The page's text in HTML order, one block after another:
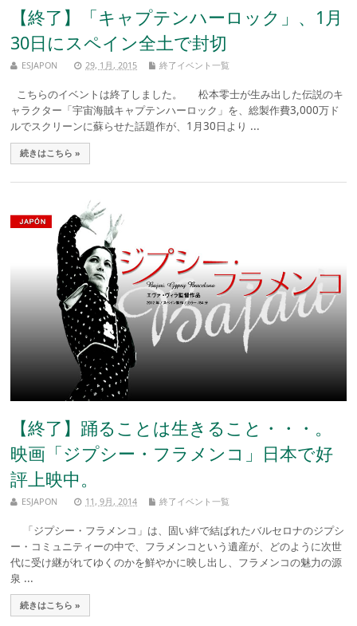
【終了】「キャプテンハーロック」、1月
30日にスペイン全土で封切
ESJAPON 29, 1月, 2015 終了イベント一覧
こちらのイベントは終了しました。 松本零士が生み出した伝説のキ
ャラクター「宇宙海賊キャプテンハーロック」を、総製作費3,000万ド
ルでスクリーンに蘇らせた話題作が、1月30日より ...
続きはこちら »
【終了】踊ることは生きること・・・。
映画「ジプシー・フラメンコ」日本で好
評上映中。
ESJAPON 11, 9月, 2014 終了イベント一覧
「ジプシー・フラメンコ」は、固い絆で結ばれたバルセロナのジプシ
ー・コミュニティーの中で、フラメンコという遺産が、どのように次世
代に受け継がれてゆくのかを鮮やかに映し出し、フラメンコの魅力の源
泉 ...
続きはこちら »